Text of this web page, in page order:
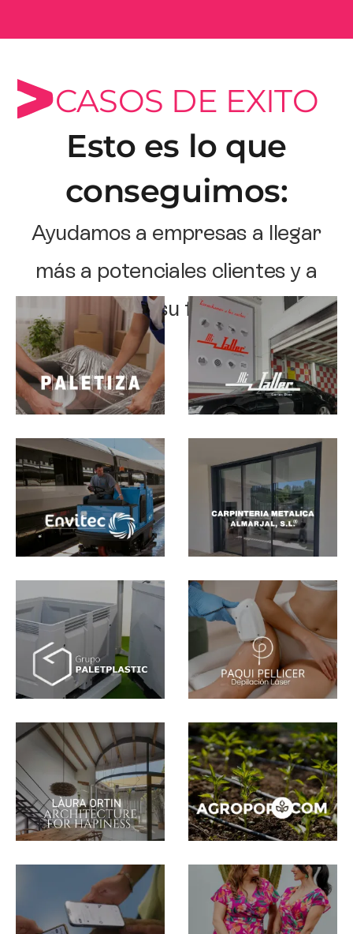
CASOS DE EXITO
Esto es lo que
conseguimos:
Ayudamos a empresas a llegar
más a potenciales clientes y a
aumentar su facturación